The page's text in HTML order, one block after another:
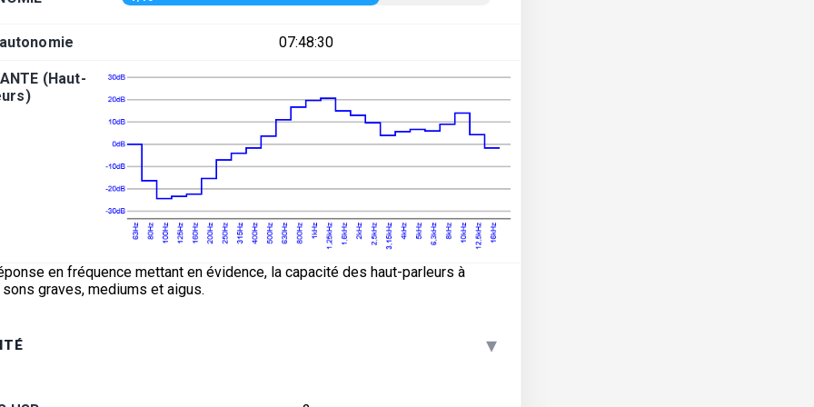
07:48:30
(Haut-
en fréquence mettant en évidence, la capacité des haut-parleurs à
graves, mediums et aigus.
▾